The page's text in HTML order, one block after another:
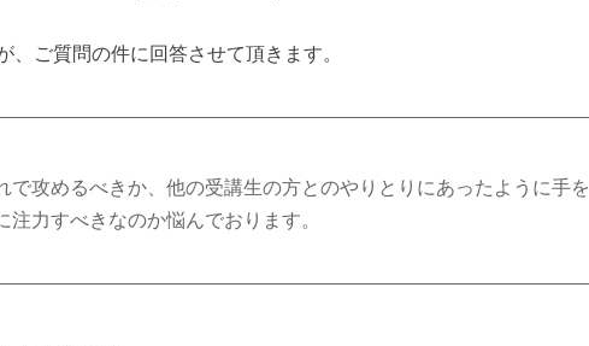
、ご質問の件に回答させて頂きます。
で攻めるべきか、他の受講生の方とのやりとりにあったように手を
注力すべきなのか悩んでおります。